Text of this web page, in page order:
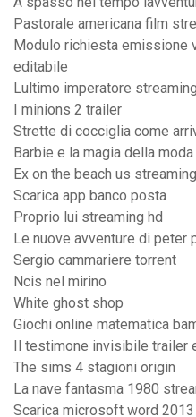
Pastorale americana film
Modulo richiesta emissione
editabile
Lultimo imperatore streaming
I minions 2 trailer
Strette di cocciglia come
Barbie e la magia della
Ex on the beach us
Scarica app banco posta
Proprio lui streaming hd
Le nuove avventure di peter
Sergio cammariere torrent
Ncis nel mirino
White ghost shop
Giochi online matematica
Il testimone invisibile trailer
The sims 4 stagioni origin
La nave fantasma 1980
Scarica microsoft word